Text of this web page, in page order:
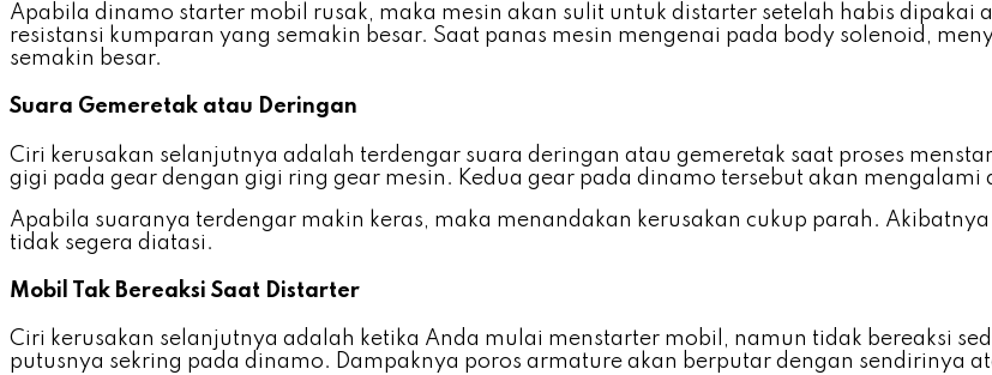
Apabila dinamo starter mobil rusak, maka mesin akan sulit untuk distarter setelah habis dipakai
resistansi kumparan yang semakin besar. Saat panas mesin mengenai pada body solenoid,
semakin besar.
Suara Gemeretak atau Deringan
Ciri kerusakan selanjutnya adalah terdengar suara deringan atau gemeretak saat proses
gigi pada gear dengan gigi ring gear mesin. Kedua gear pada dinamo tersebut akan
Apabila suaranya terdengar makin keras, maka menandakan kerusakan cukup parah.
tidak segera diatasi.
Mobil Tak Bereaksi Saat Distarter
Ciri kerusakan selanjutnya adalah ketika Anda mulai menstarter mobil, namun tidak bereaksi
putusnya sekring pada dinamo. Dampaknya poros armature akan berputar dengan sendirinya